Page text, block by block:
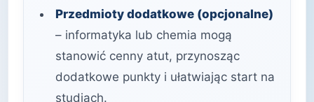
Przedmioty dodatkowe (opcjonalne)
– informatyka lub chemia mogą
stanowić cenny atut, przynosząc
dodatkowe punkty i ułatwiając start na
studiach.